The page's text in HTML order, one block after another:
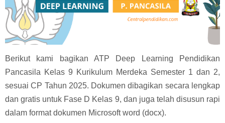
Berikut kami bagikan ATP Deep Learning Pendidikan
Pancasila Kelas 9 Kurikulum Merdeka Semester 1 dan 2,
sesuai CP Tahun 2025. Dokumen dibagikan secara lengkap
dan gratis untuk Fase D Kelas 9, dan juga telah disusun rapi
dalam format dokumen Microsoft word (docx).